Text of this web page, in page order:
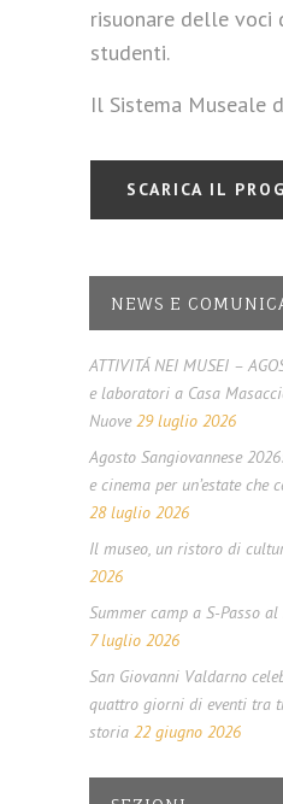
risuonare delle voci
studenti.
Il Sistema Museale
SCARICA IL
NEWS E
ATTIVITÁ NEI MUSEI –
e laboratori a Casa
Nuove 29 luglio 2026
Agosto Sangiovannese
e cinema per un’estate
28 luglio 2026
Il museo, un ristoro di
2026
Summer camp a S-Passo
7 luglio 2026
San Giovanni Valdarno
quattro giorni di eventi tra
storia 22 giugno 2026